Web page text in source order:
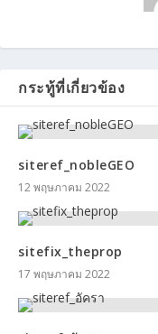
กระทู้ที่เกี่ยวข้อง
siteref_nobleGEO
12 พฤษภาคม 2022
sitefix_theprop
17 พฤษภาคม 2022